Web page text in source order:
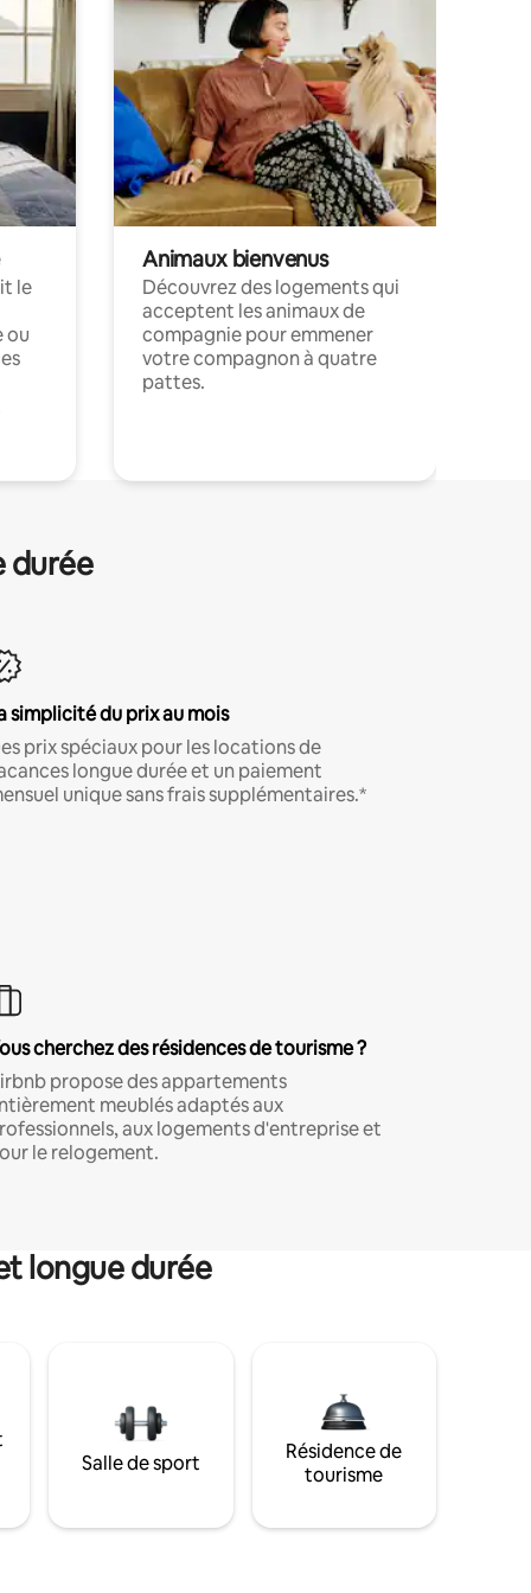
le
ou
Animaux bienvenus
Découvrez des logements qui
acceptent les animaux de
compagnie pour emmener
votre compagnon à quatre
pattes.
durée
simplicité du prix au mois
prix spéciaux pour les locations de
longue durée et un paiement
unique sans frais supplémentaires.*
cherchez des résidences de tourisme ?
propose des appartements
meublés adaptés aux
aux logements d'entreprise et
le relogement.
longue durée
Salle de sport
Résidence de
tourisme